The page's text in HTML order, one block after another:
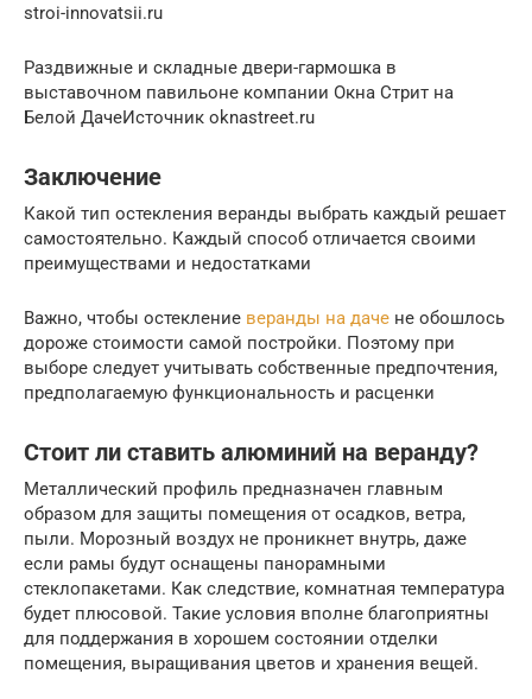
stroi-innovatsii.ru
Раздвижные и складные двери-гармошка в
выставочном павильоне компании Окна Стрит на
Белой ДачеИсточник oknastreet.ru
Заключение
Какой тип остекления веранды выбрать каждый решает
самостоятельно. Каждый способ отличается своими
преимуществами и недостатками
Важно, чтобы остекление веранды на даче не обошлось
дороже стоимости самой постройки. Поэтому при
выборе следует учитывать собственные предпочтения,
предполагаемую функциональность и расценки
Стоит ли ставить алюминий на веранду?
Металлический профиль предназначен главным
образом для защиты помещения от осадков, ветра,
пыли. Морозный воздух не проникнет внутрь, даже
если рамы будут оснащены панорамными
стеклопакетами. Как следствие, комнатная температура
будет плюсовой. Такие условия вполне благоприятны
для поддержания в хорошем состоянии отделки
помещения, выращивания цветов и хранения вещей.